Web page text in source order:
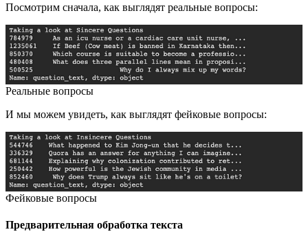
Посмотрим сначала, как выглядят реальные вопросы:
Реальные вопросы
И мы можем увидеть, как выглядят фейковые вопросы:
Фейковые вопросы
Предварительная обработка текста